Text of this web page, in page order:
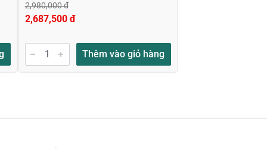
2,980,000 đ
2,687,500 đ
Thêm vào giỏ hàng